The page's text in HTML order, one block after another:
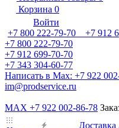
Корзина 0
Войти
+7 800 222-79-70 +7 912
+7 800 222-79-70
+7 912 699-70-70
+7 343 304-60-77
Написать в Max: +7 922
im@prodservice.ru
MAX +7 922 002-86-78
Доставка